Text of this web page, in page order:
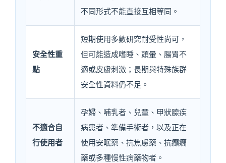
不同形式不能直接互相等同。
安全性重
點
短期使用多數研究耐受性尚可，
但可能造成嗜睡、頭暈、腸胃不
適或皮膚刺激；長期與特殊族群
安全性資料仍不足。
不適合自
行使用者
孕婦、哺乳者、兒童、甲狀腺疾
病患者、準備手術者，以及正在
使用安眠藥、抗焦慮藥、抗癲癇
藥或多種慢性病藥物者。